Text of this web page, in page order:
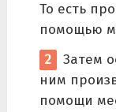
То есть
помощью
Затем
ним
помощи